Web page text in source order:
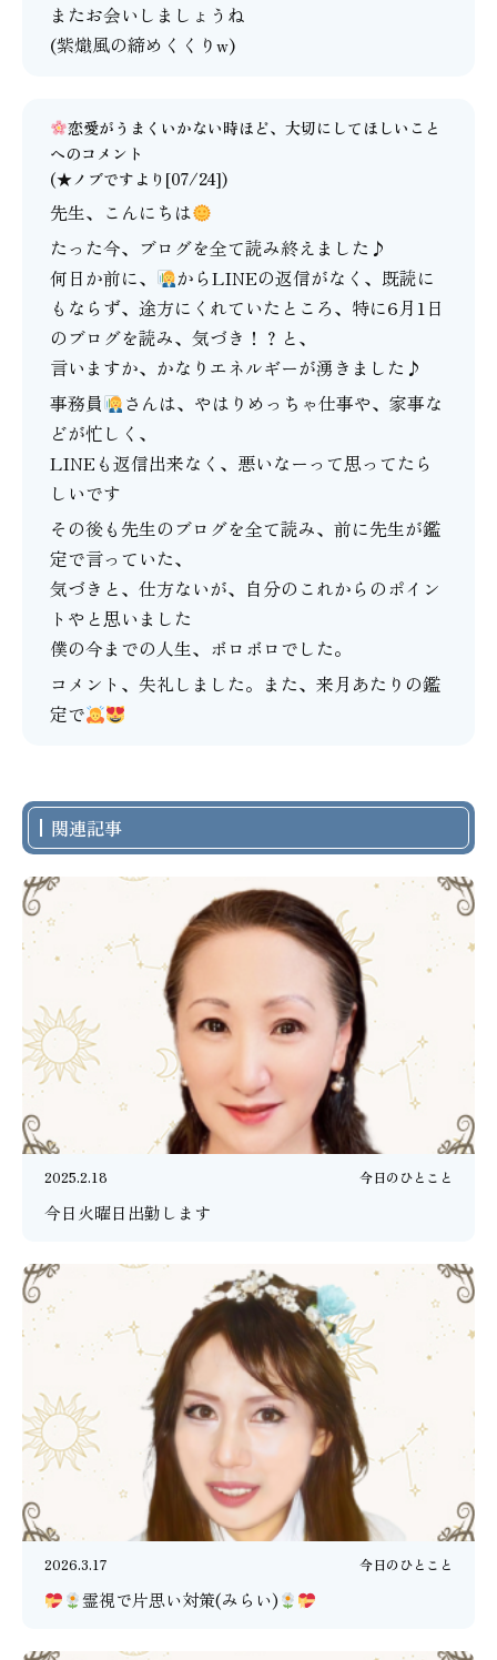
またお会いしましょうね
(紫熾風の締めくくりw)
恋愛がうまくいかない時ほど、大切にしてほしいこと
へのコメント
(★ノブですより[07/24])
先生、こんにちは
たった今、ブログを全て読み終えました♪
何日か前に、
からLINEの返信がなく、既読に
もならず、途方にくれていたところ、特に6月1日
のブログを読み、気づき！？と、
言いますか、かなりエネルギーが湧きました♪
事務員
さんは、やはりめっちゃ仕事や、家事な
どが忙しく、
LINEも返信出来なく、悪いなーって思ってたら
しいです
その後も先生のブログを全て読み、前に先生が鑑
定で言っていた、
気づきと、仕方ないが、自分のこれからのポイン
トやと思いました
僕の今までの人生、ボロボロでした。
コメント、失礼しました。また、来月あたりの鑑
定で
関連記事
2025.2.18 今日のひとこと
今日火曜日出勤します
2026.3.17 今日のひとこと
霊視で片思い対策(みらい)